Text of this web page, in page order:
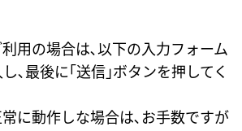
用の場合は､以下の入力フォーム
､最後に｢送信｣ボタンを押してく
に動作しな場合は､お手数ですが